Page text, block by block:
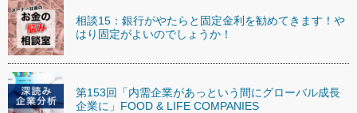
相談15：銀行がやたらと固定金利を勧めてきます！や
はり固定がよいのでしょうか！
第153回「内需企業があっという間にグローバル成長
企業に」FOOD & LIFE COMPANIES